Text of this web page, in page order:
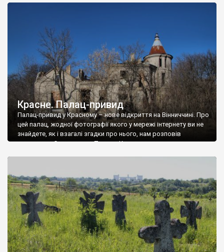
Красне. Палац-привид
Палац-привид у Красному – нове відкриття на Вінниччині. Про
цей палац, жодної фотографії якого у мережі інтернету ви не
знайдете, як і взагалі згадки про нього, нам розповів
мешканець Самгородка. Палац у Красному вразив не лише